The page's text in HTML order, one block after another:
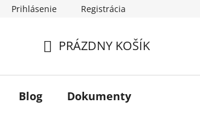
Prihlásenie Registrácia
KOŠÍK
PRÁZDNY KOŠÍK
Blog Dokumenty